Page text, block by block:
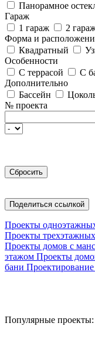
Панорамное
Гараж
1 гараж
2
Форма и
Квадратный
Особенности
С террасой
С
Дополнительно
Бассейн
№ проекта
Поделиться ссылкой
Проекты
Проекты
Проекты домов с
этажом Проекты
бани
Популярные проекты: